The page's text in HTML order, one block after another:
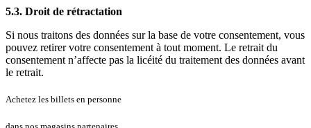
5.3. Droit de rétractation
Si nous traitons des données sur la base de votre consentement, vous
pouvez retirer votre consentement à tout moment. Le retrait du
consentement n’affecte pas la licéité du traitement des données avant
le retrait.
Achetez les billets en personne